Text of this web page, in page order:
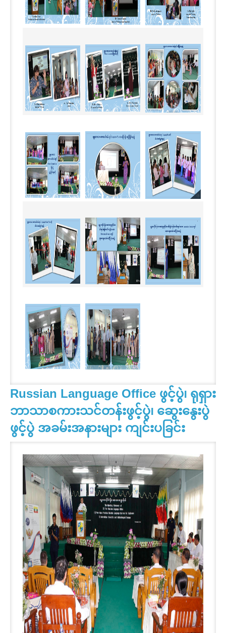
Russian Language Office ဖွင့်ပွဲ၊ ရုရှား
ဘာသာစကားသင်တန်းဖွင့်ပွဲ၊ ဆွေးနွေးပွဲ
ဖွင့်ပွဲ အခမ်းအနားများ ကျင်းပခြင်း